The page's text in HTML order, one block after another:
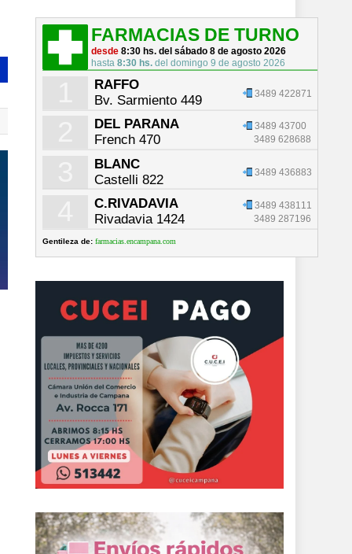
FARMACIAS DE TURNO
desde 8:30 hs. del sábado 8 de agosto 2026
hasta 8:30 hs.del domingo 9 de agosto 2026
RAFFO
Bv. Sarmiento 449
3489 422871
DEL PARANA
French 470
3489 43700
3489 628688
BLANC
Castelli 822
3489 436883
C.RIVADAVIA
Rivadavia 1424
3489 438111
3489 287196
Gentileza de: farmacias.encampana.com